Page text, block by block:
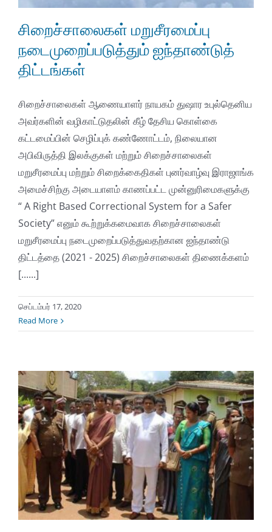
சிறைச்சாலைகள் மறுசீரமைப்பு
நடைமுறைப்படுத்தும் ஐந்தாண்டுத்
திட்டங்கள்
சிறைச்சாலைகள் ஆணையாளர் நாயகம் துஷார உபுல்தெனிய
அவர்களின் வழிகாட்டுதலின் கீழ் தேசிய கொள்கை
கட்டமைப்பின் செழிப்புக் கண்ணோட்டம், நிலையான
அபிவிருத்தி இலக்குகள் மற்றும் சிறைச்சாலைகள்
மறுசீரமைப்பு மற்றும் சிறைக்கைதிகள் புனர்வாழ்வு இராஜாங்க
அமைச்சிற்கு அடையாளம் காணப்பட்ட முன்னுரிமைகளுக்கு
“ A Right Based Correctional System for a Safer
Society” எனும் கூற்றுக்கமைவாக சிறைச்சாலைகள்
மறுசீரமைப்பு நடைமுறைப்படுத்துவதற்கான ஐந்தாண்டு
திட்டத்தை (2021 - 2025) சிறைச்சாலைகள் திணைக்களம்
[......]
செப்டம்பர் 17, 2020
Read More